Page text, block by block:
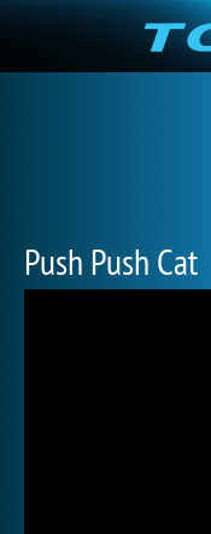
Push Push Cat